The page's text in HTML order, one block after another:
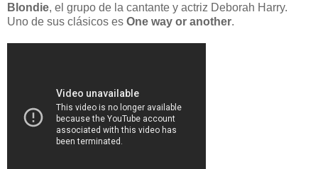
Blondie, el grupo de la cantante y actriz Deborah Harry.
Uno de sus clásicos es One way or another.